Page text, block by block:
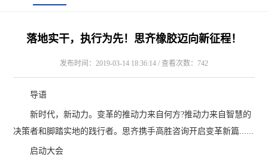
落地实干，执行为先！思齐橡胶迈向新征程！
发布时间：2019-03-14 18:36:14 / 查看次数：742
导语
新时代，新动力。变革的推动力来自何方?推动力来自智慧的
决策者和脚踏实地的践行者。思齐携手高胜咨询开启变革新篇......
启动大会